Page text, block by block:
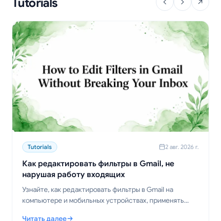
Tutorials 2 авг. 2026 г.
Как редактировать фильтры в Gmail, не
нарушая работу входящих
Узнайте, как редактировать фильтры в Gmail на
компьютере и мобильных устройствах, применять
Читать далее